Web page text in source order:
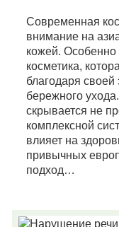
Современная
внимание на
кожей. Особенно
косметика,
благодаря
бережного
скрывается не
комплексной
влияет на
привычных
подход…